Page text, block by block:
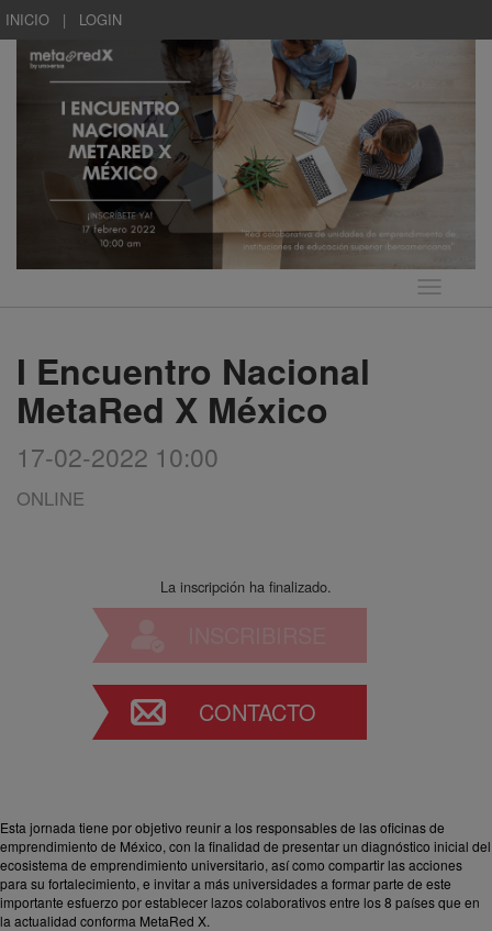
INICIO | LOGIN
Idioma
I Encuentro Nacional
MetaRed X México
17-02-2022 10:00
ONLINE
La inscripción ha finalizado.
CONTACTO
Esta jornada tiene por objetivo reunir a los responsables de las oficinas de
emprendimiento de México, con la finalidad de presentar un diagnóstico inicial del
ecosistema de emprendimiento universitario, así como compartir las acciones
para su fortalecimiento, e invitar a más universidades a formar parte de este
importante esfuerzo por establecer lazos colaborativos entre los 8 países que en
la actualidad conforma MetaRed X.